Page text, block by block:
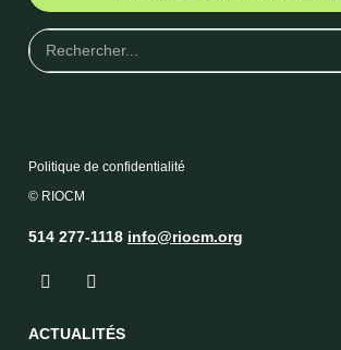
Politique de confidentialité
© RIOCM
514 277-1118 info@riocm.org
ACTUALITÉS